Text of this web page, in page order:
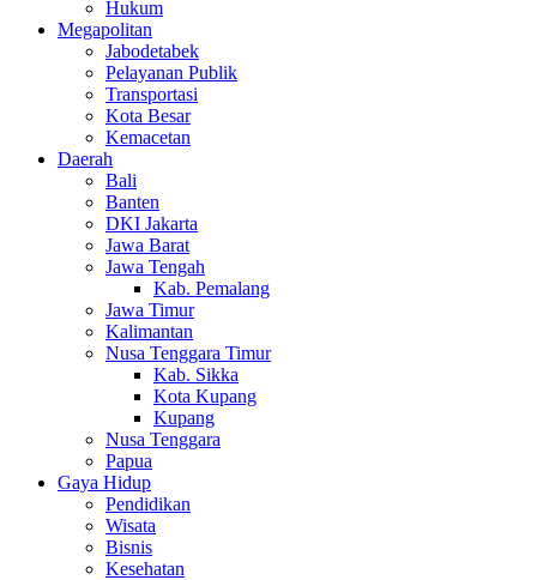
Hukum
Megapolitan
Jabodetabek
Pelayanan Publik
Transportasi
Kota Besar
Kemacetan
Daerah
Bali
Banten
DKI Jakarta
Jawa Barat
Jawa Tengah
Kab. Pemalang
Jawa Timur
Kalimantan
Nusa Tenggara Timur
Kab. Sikka
Kota Kupang
Kupang
Nusa Tenggara
Papua
Gaya Hidup
Pendidikan
Wisata
Bisnis
Kesehatan